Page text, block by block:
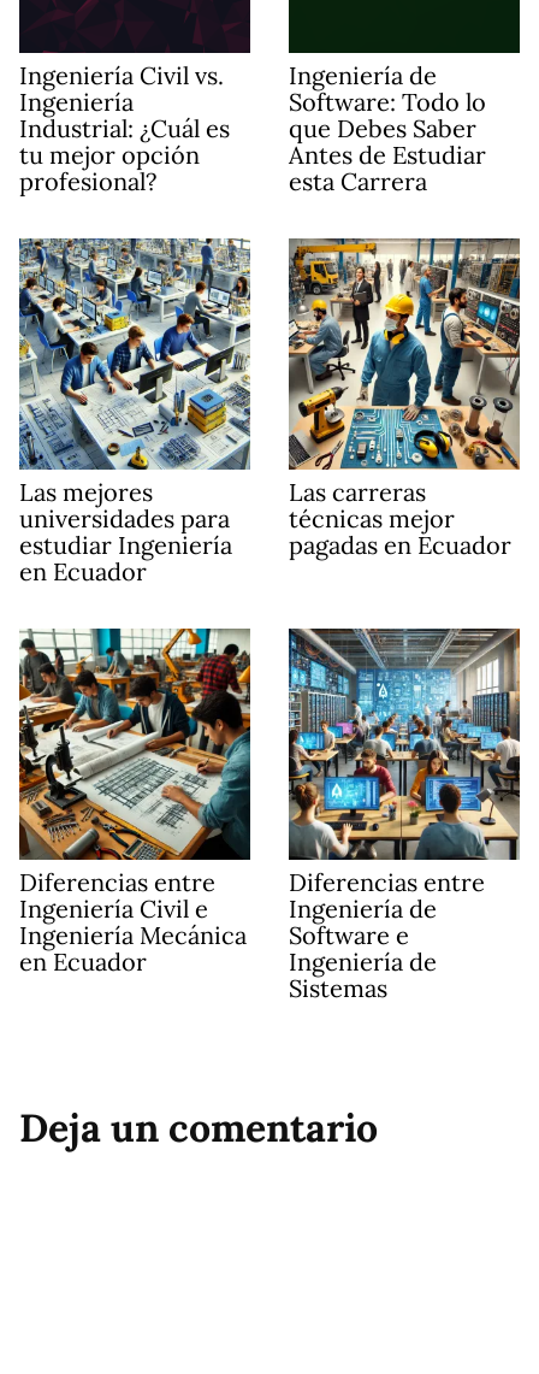
Ingeniería Civil vs.
Ingeniería
Industrial: ¿Cuál es
tu mejor opción
profesional?
Ingeniería de
Software: Todo lo
que Debes Saber
Antes de Estudiar
esta Carrera
Las mejores
universidades para
estudiar Ingeniería
en Ecuador
Las carreras
técnicas mejor
pagadas en Ecuador
Diferencias entre
Ingeniería Civil e
Ingeniería Mecánica
en Ecuador
Diferencias entre
Ingeniería de
Software e
Ingeniería de
Sistemas
Deja un comentario